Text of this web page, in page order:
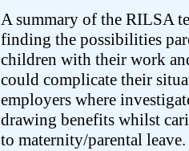
A summary of the RILSA
finding the possibilities
children with their work
could complicate their
employers where
drawing benefits whilst
to maternity/parental leave.